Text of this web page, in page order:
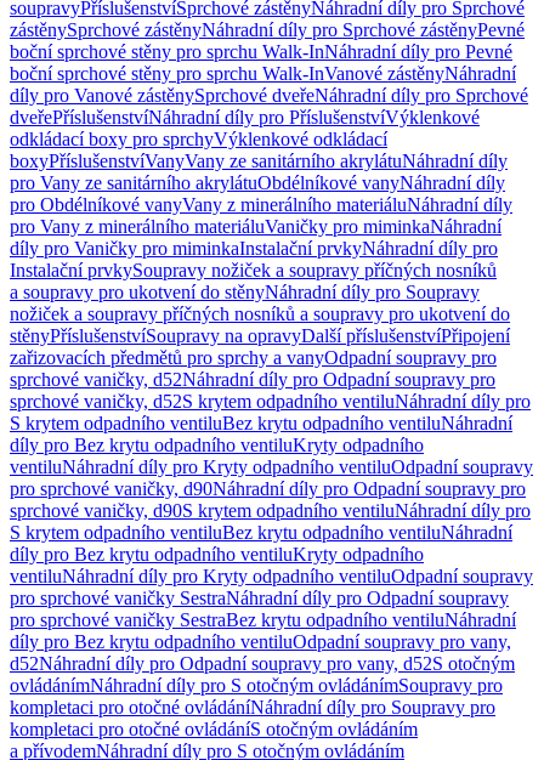
soupravyPříslušenstvíSprchové zástěnyNáhradní díly pro Sprchové
zástěnySprchové zástěnyNáhradní díly pro Sprchové zástěnyPevné
boční sprchové stěny pro sprchu Walk-InNáhradní díly pro Pevné
boční sprchové stěny pro sprchu Walk-InVanové zástěnyNáhradní
díly pro Vanové zástěnySprchové dveřeNáhradní díly pro Sprchové
dveřePříslušenstvíNáhradní díly pro PříslušenstvíVýklenkové
odkládací boxy pro sprchyVýklenkové odkládací
boxyPříslušenstvíVanyVany ze sanitárního akrylátuNáhradní díly
pro Vany ze sanitárního akrylátuObdélníkové vanyNáhradní díly
pro Obdélníkové vanyVany z minerálního materiáluNáhradní díly
pro Vany z minerálního materiáluVaničky pro miminkaNáhradní
díly pro Vaničky pro miminkaInstalační prvkyNáhradní díly pro
Instalační prvkySoupravy nožiček a soupravy příčných nosníků
a soupravy pro ukotvení do stěnyNáhradní díly pro Soupravy
nožiček a soupravy příčných nosníků a soupravy pro ukotvení do
stěnyPříslušenstvíSoupravy na opravyDalší příslušenstvíPřipojení
zařizovacích předmětů pro sprchy a vanyOdpadní soupravy pro
sprchové vaničky, d52Náhradní díly pro Odpadní soupravy pro
sprchové vaničky, d52S krytem odpadního ventiluNáhradní díly pro
S krytem odpadního ventiluBez krytu odpadního ventiluNáhradní
díly pro Bez krytu odpadního ventiluKryty odpadního
ventiluNáhradní díly pro Kryty odpadního ventiluOdpadní soupravy
pro sprchové vaničky, d90Náhradní díly pro Odpadní soupravy pro
sprchové vaničky, d90S krytem odpadního ventiluNáhradní díly pro
S krytem odpadního ventiluBez krytu odpadního ventiluNáhradní
díly pro Bez krytu odpadního ventiluKryty odpadního
ventiluNáhradní díly pro Kryty odpadního ventiluOdpadní soupravy
pro sprchové vaničky SestraNáhradní díly pro Odpadní soupravy
pro sprchové vaničky SestraBez krytu odpadního ventiluNáhradní
díly pro Bez krytu odpadního ventiluOdpadní soupravy pro vany,
d52Náhradní díly pro Odpadní soupravy pro vany, d52S otočným
ovládánímNáhradní díly pro S otočným ovládánímSoupravy pro
kompletaci pro otočné ovládáníNáhradní díly pro Soupravy pro
kompletaci pro otočné ovládáníS otočným ovládáním
a přívodemNáhradní díly pro S otočným ovládáním